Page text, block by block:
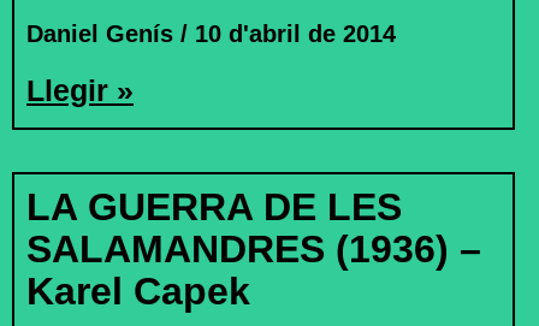
Daniel Genís 10 d'abril de 2014
Llegir »
LA GUERRA DE LES
SALAMANDRES (1936) –
Karel Capek